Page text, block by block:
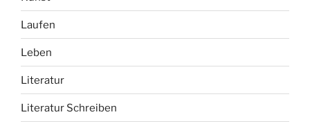
Laufen
Leben
Literatur
Literatur Schreiben